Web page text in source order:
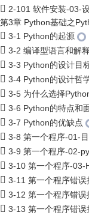
2-101 软件安装-03-
第3章 Python基础之
3-1 Python的起源
3-2 编译型语言和解
3-3 Python的设计目
3-4 Python的设计哲
3-5 为什么选择
3-6 Python的特点和
3-7 Python的优缺点
3-8 第一个程序-01-
3-9 第一个程序-02-
3-10 第一个程序-03-
3-11 第一个程序错
3-12 第一个程序错
3-13 第一个程序错